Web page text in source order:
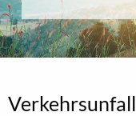
Verkehrsunfall